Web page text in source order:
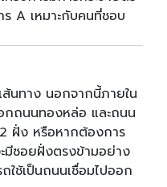
A เหมาะกับคนที่ชอบ
นทาง นอกจากนี้ภายใน
กถนนทองหล่อ และถนน
ฝั่ง หรือหากต้องการ
มีซอยฝั่งตรงข้ามอย่าง
ช้เป็นถนนเชื่อมไปออก